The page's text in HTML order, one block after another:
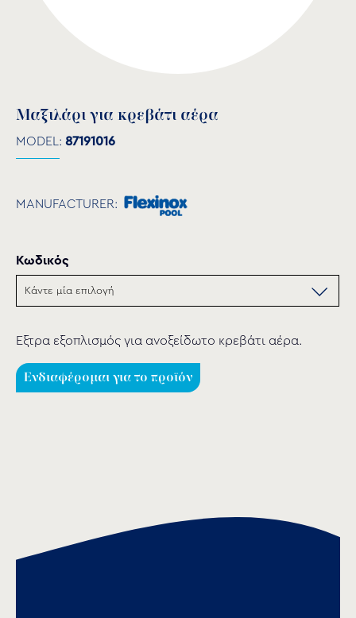
Μαξιλάρι για κρεβάτι αέρα
MODEL: 87191016
MANUFACTURER:
Κωδικός
Έξτρα εξοπλισμός για ανοξείδωτο κρεβάτι αέρα.
Ενδιαφέρομαι για το προϊόν